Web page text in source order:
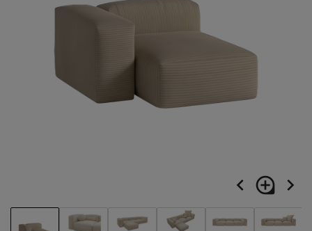
navigate_before loupe navigate_next